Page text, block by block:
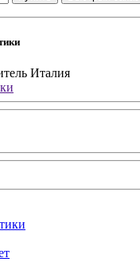
Италия